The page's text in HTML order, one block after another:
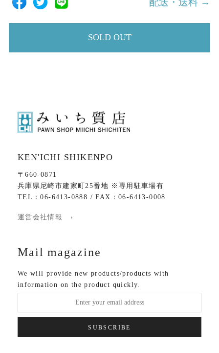
SOLD OUT
KEN'ICHI SHIKENPO
〒660-0871
兵庫県尼崎市建家町25番地 ※専用駐車場有
TEL：06-6413-0888 / FAX：06-6413-0008
運営会社情報 ›
Mail magazine
We will provide new products/products with
information on the product quickly.
SUBSCRIBE